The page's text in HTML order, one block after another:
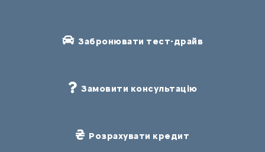
Забронювати тест-драйв
Замовити консультацію
Розрахувати кредит